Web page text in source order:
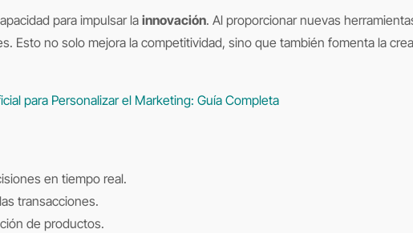
para impulsar la innovación. Al proporcionar nuevas
Esto no solo mejora la competitividad, sino que también fomenta la
para Personalizar el Marketing: Guía Completa
en tiempo real.
transacciones.
de productos.